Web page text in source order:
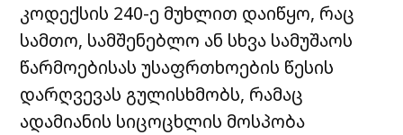
კოდექსის 240-ე მუხლით დაიწყო, რაც
სამთო, სამშენებლო ან სხვა სამუშაოს
წარმოებისას უსაფრთხოების წესის
დარღვევას გულისხმობს, რამაც
ადამიანის სიცოცხლის მოსპობა